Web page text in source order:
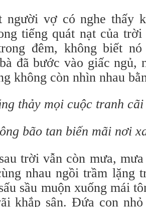
người vợ có nghe thấy
tiếng quát nạt của
đêm, không biết
đã bước vào giấc ngủ,
không còn nhìn nhau
thảy mọi cuộc tranh cãi
bão tan biến mãi nơi
trời vẫn còn mưa,
nhau ngồi trầm lặng
sầu muộn xuống mái
khắp sân. Đứa con